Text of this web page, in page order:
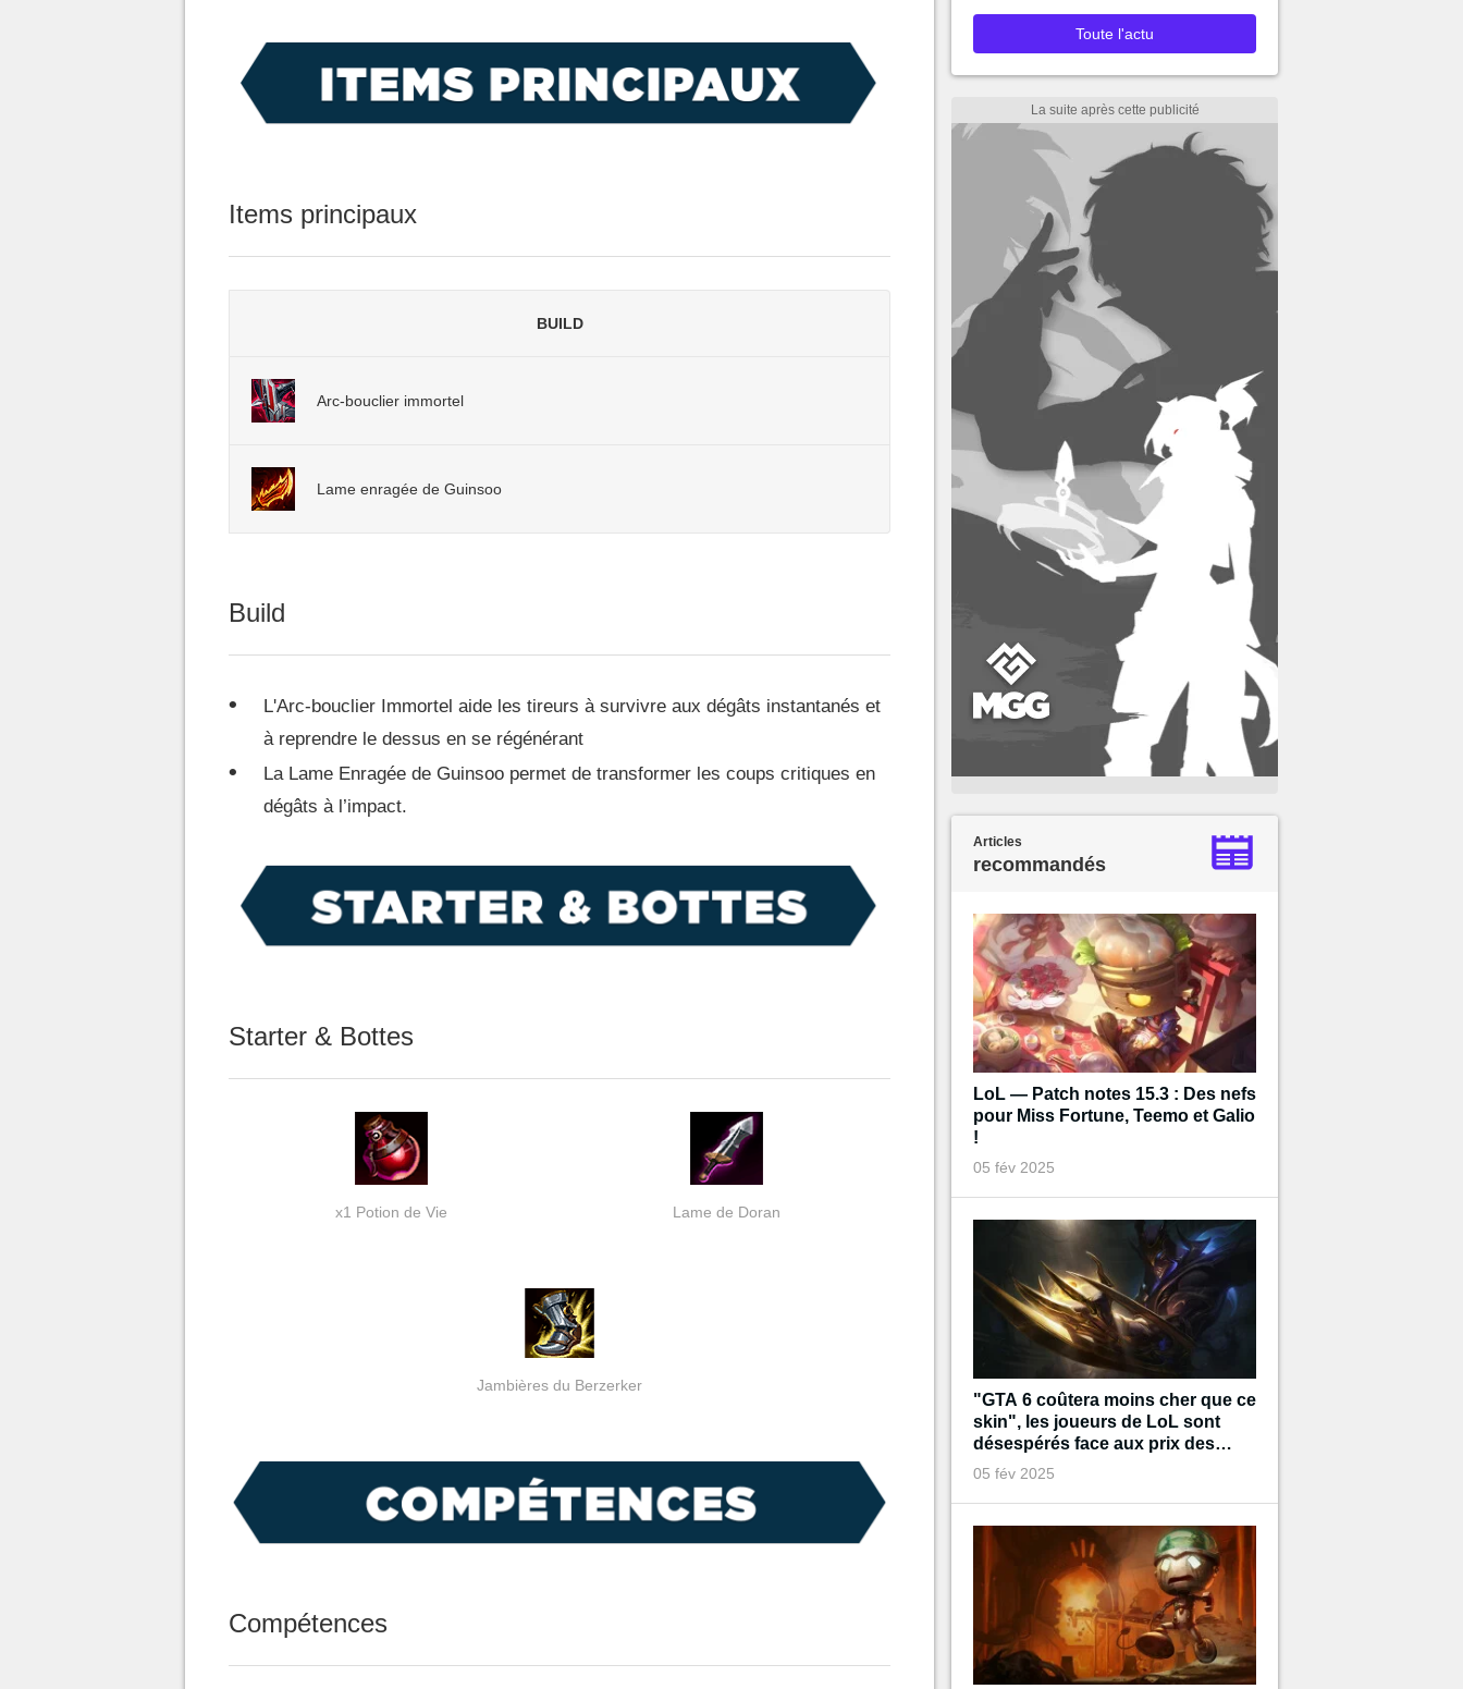
Items principaux
BUILD
Arc-bouclier immortel
Lame enragée de Guinsoo
Build
L'Arc-bouclier Immortel aide les tireurs à survivre aux dégâts instantanés et
à reprendre le dessus en se régénérant
La Lame Enragée de Guinsoo permet de transformer les coups critiques en
dégâts à l’impact.
Starter & Bottes
x1 Potion de Vie Lame de Doran
Jambières du Berzerker
Compétences
Toute l'actu
Articles
recommandés
LoL — Patch notes 15.3 : Des nefs
pour Miss Fortune, Teemo et Galio
!
05 fév 2025
"GTA 6 coûtera moins cher que ce
skin", les joueurs de LoL sont
désespérés face aux prix des
prochains cosmétiques
05 fév 2025